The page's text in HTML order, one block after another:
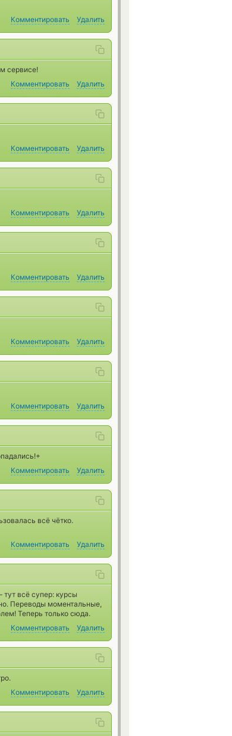
Комментировать
Удалить
сервисе!
Комментировать
Удалить
Комментировать
Удалить
Комментировать
Удалить
Комментировать
Удалить
Комментировать
Удалить
Комментировать
Удалить
Комментировать
Удалить
всё чётко.
Комментировать
Удалить
всё супер: курсы
Переводы моментальные,
Теперь только сюда.
Комментировать
Удалить
Комментировать
Удалить